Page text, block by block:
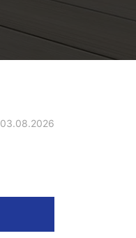
03.08.2026